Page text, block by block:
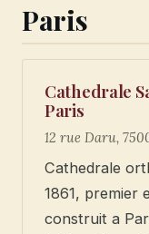
Paris
Cathedrale
Paris
12 rue Daru,
Cathedrale
1861, premier
construit a